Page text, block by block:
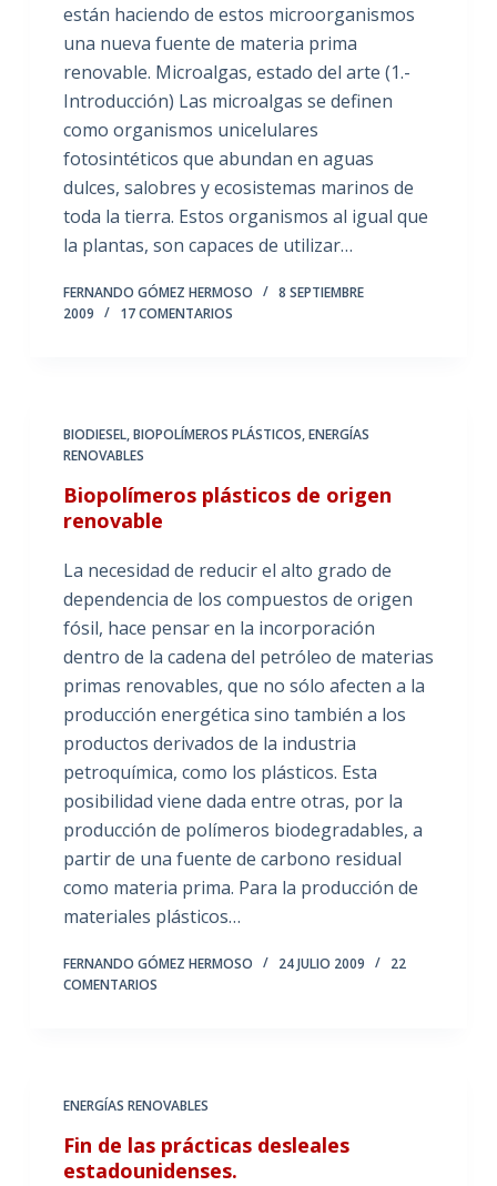
están haciendo de estos microorganismos
una nueva fuente de materia prima
renovable. Microalgas, estado del arte (1.-
Introducción) Las microalgas se definen
como organismos unicelulares
fotosintéticos que abundan en aguas
dulces, salobres y ecosistemas marinos de
toda la tierra. Estos organismos al igual que
la plantas, son capaces de utilizar…
FERNANDO GÓMEZ HERMOSO
8 SEPTIEMBRE
2009
17 COMENTARIOS
BIODIESEL,BIOPOLÍMEROS PLÁSTICOS,ENERGÍAS
RENOVABLES
Biopolímeros plásticos de origen
renovable
La necesidad de reducir el alto grado de
dependencia de los compuestos de origen
fósil, hace pensar en la incorporación
dentro de la cadena del petróleo de materias
primas renovables, que no sólo afecten a la
producción energética sino también a los
productos derivados de la industria
petroquímica, como los plásticos. Esta
posibilidad viene dada entre otras, por la
producción de polímeros biodegradables, a
partir de una fuente de carbono residual
como materia prima. Para la producción de
materiales plásticos…
FERNANDO GÓMEZ HERMOSO 24 JULIO 2009
22
COMENTARIOS
ENERGÍAS RENOVABLES
Fin de las prácticas desleales
estadounidenses.